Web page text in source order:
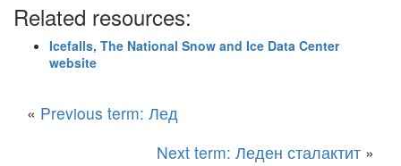
Related resources:
Icefalls, The National Snow and Ice Data Center
website
« Previous term: Лед
Next term: Леден сталактит »